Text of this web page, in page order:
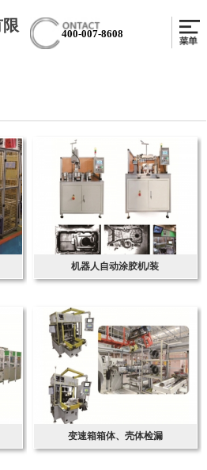
400-007-8608
机器人自动涂胶机/装
变速箱箱体、壳体检漏